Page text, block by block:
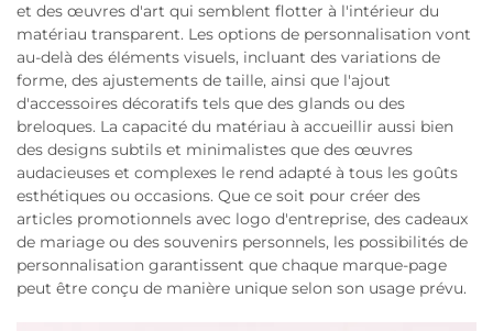
et des œuvres d'art qui semblent flotter à l'intérieur du
matériau transparent. Les options de personnalisation vont
au-delà des éléments visuels, incluant des variations de
forme, des ajustements de taille, ainsi que l'ajout
d'accessoires décoratifs tels que des glands ou des
breloques. La capacité du matériau à accueillir aussi bien
des designs subtils et minimalistes que des œuvres
audacieuses et complexes le rend adapté à tous les goûts
esthétiques ou occasions. Que ce soit pour créer des
articles promotionnels avec logo d'entreprise, des cadeaux
de mariage ou des souvenirs personnels, les possibilités de
personnalisation garantissent que chaque marque-page
peut être conçu de manière unique selon son usage prévu.